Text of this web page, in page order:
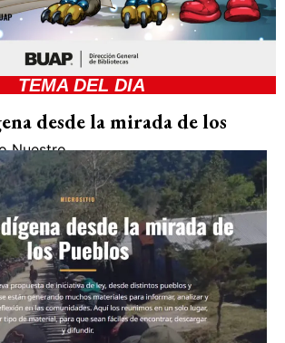
TEMA DEL DIA
desde la mirada de los
Nuestro